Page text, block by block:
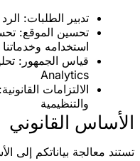
تدبير الطلبات:
تحسين الموقع:
استخدامه وخدماتنا
قياس الجمهور
Analytics
الالتزامات القانونية
والتنظيمية
الأساس القانوني
تستند معالجة بياناتكم إلى